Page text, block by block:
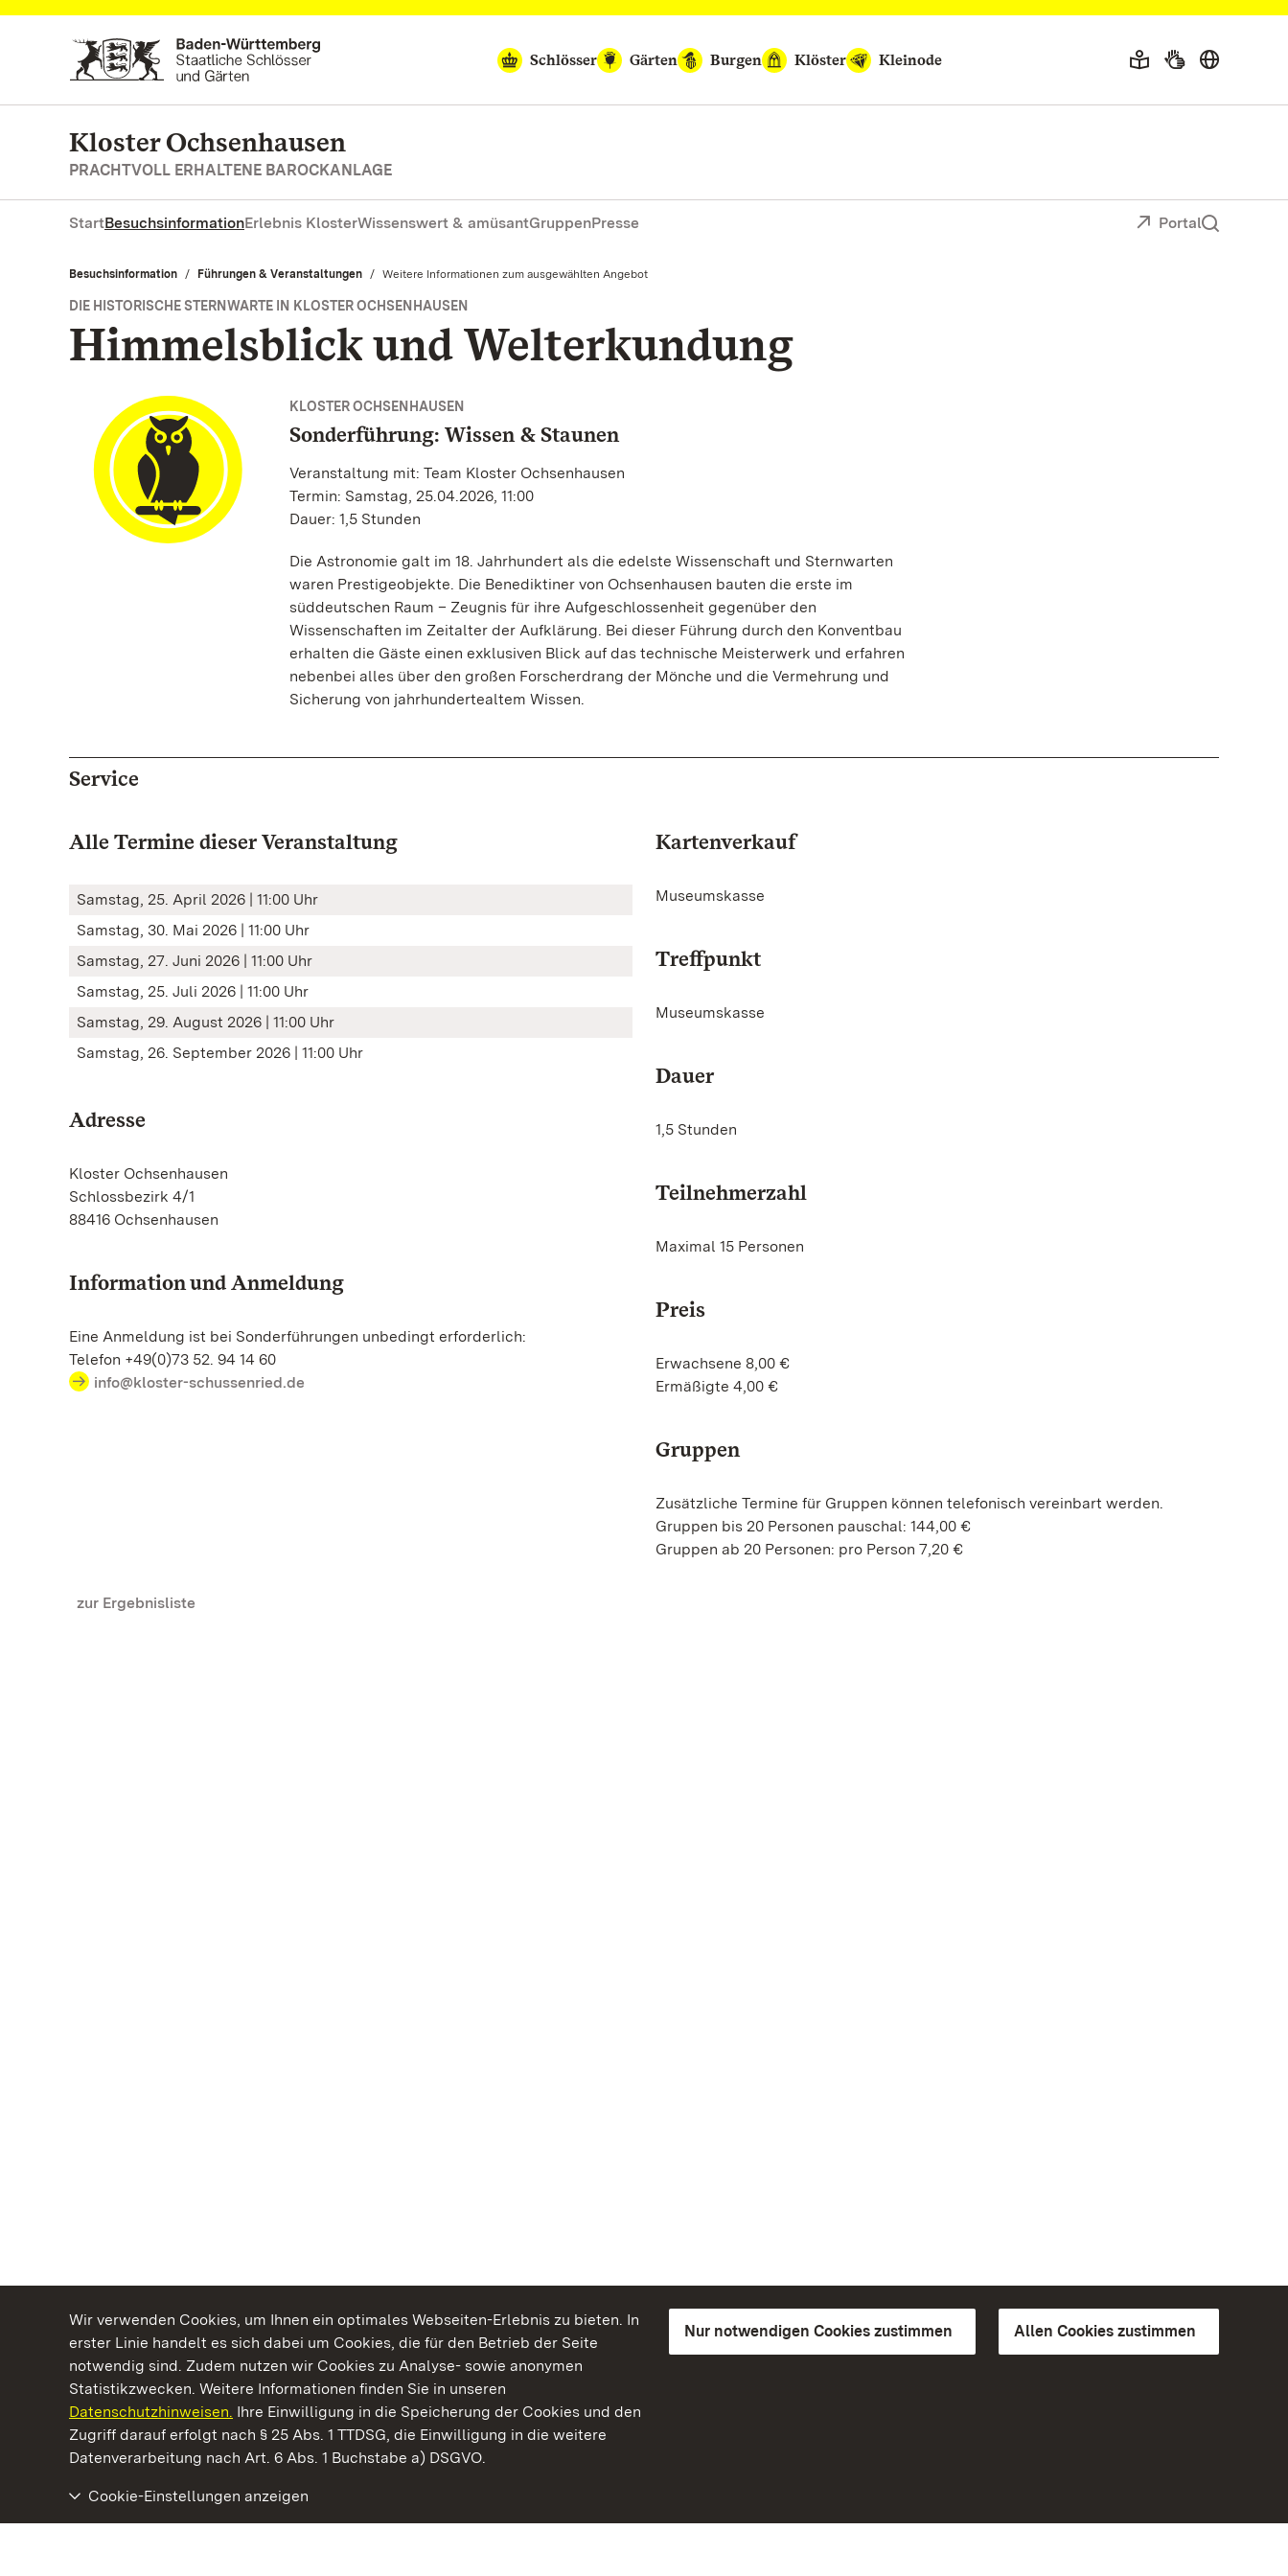
Wir verwenden Cookies, um Ihnen ein optimales Webseiten-Erlebnis zu bieten. In
erster Linie handelt es sich dabei um Cookies, die für den Betrieb der Seite
notwendig sind. Zudem nutzen wir Cookies zu Analyse- sowie anonymen
Statistikzwecken. Weitere Informationen finden Sie in unseren
Datenschutzhinweisen. Ihre Einwilligung in die Speicherung der Cookies und den
Zugriff darauf erfolgt nach § 25 Abs. 1 TTDSG, die Einwilligung in die weitere
Datenverarbeitung nach Art. 6 Abs. 1 Buchstabe a) DSGVO.
Nur notwendigen Cookies zustimmen Allen Cookies zustimmen
Cookie-Einstellungen anzeigen
Zum Hauptinhalt springen
Schlösser
Gärten Burgen Klöster Kleinode
Kloster Ochsenhausen
PRACHTVOLL ERHALTENE BAROCKANLAGE
StartBesuchsinformationErlebnis KlosterWissenswert & amüsantGruppenPresse Portal
Besuchsinformation Führungen & Veranstaltungen Aktuell:
Weitere Informationen zum ausgewählten Angebot
DIE HISTORISCHE STERNWARTE IN KLOSTER OCHSENHAUSEN
Himmelsblick und Welterkundung
KLOSTER OCHSENHAUSEN
Sonderführung: Wissen & Staunen
Veranstaltung mit: Team Kloster Ochsenhausen
Termin: Samstag, 25.04.2026, 11:00
Dauer: 1,5 Stunden
Die Astronomie galt im 18. Jahrhundert als die edelste Wissenschaft und Sternwarten
waren Prestigeobjekte. Die Benediktiner von Ochsenhausen bauten die erste im
süddeutschen Raum – Zeugnis für ihre Aufgeschlossenheit gegenüber den
Wissenschaften im Zeitalter der Aufklärung. Bei dieser Führung durch den Konventbau
erhalten die Gäste einen exklusiven Blick auf das technische Meisterwerk und erfahren
nebenbei alles über den großen Forscherdrang der Mönche und die Vermehrung und
Sicherung von jahrhundertealtem Wissen.
Service
Alle Termine dieser Veranstaltung
Samstag, 25. April 2026 | 11:00 Uhr
Samstag, 30. Mai 2026 | 11:00 Uhr
Samstag, 27. Juni 2026 | 11:00 Uhr
Samstag, 25. Juli 2026 | 11:00 Uhr
Samstag, 29. August 2026 | 11:00 Uhr
Samstag, 26. September 2026 | 11:00 Uhr
Adresse
Kloster Ochsenhausen
Schlossbezirk 4/1
88416 Ochsenhausen
Information und Anmeldung
Eine Anmeldung ist bei Sonderführungen unbedingt erforderlich:
Telefon +49(0)73 52. 94 14 60
info@kloster-schussenried.de
Kartenverkauf
Museumskasse
Treffpunkt
Museumskasse
Dauer
1,5 Stunden
Teilnehmerzahl
Maximal 15 Personen
Preis
Erwachsene 8,00 €
Ermäßigte 4,00 €
Gruppen
Zusätzliche Termine für Gruppen können telefonisch vereinbart werden.
Gruppen bis 20 Personen pauschal: 144,00 €
Gruppen ab 20 Personen: pro Person 7,20 €
zur Ergebnisliste
Kommen. Staunen. Genießen.